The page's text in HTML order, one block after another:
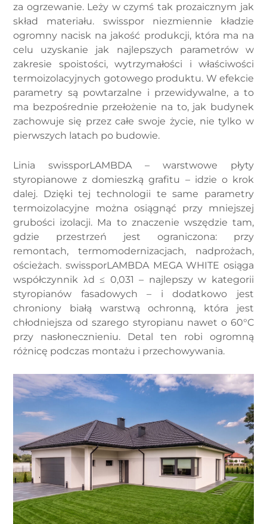
za ogrzewanie. Leży w czymś tak prozaicznym jak
skład materiału. swisspor niezmiennie kładzie
ogromny nacisk na jakość produkcji, która ma na
celu uzyskanie jak najlepszych parametrów w
zakresie spoistości, wytrzymałości i właściwości
termoizolacyjnych gotowego produktu. W efekcie
parametry są powtarzalne i przewidywalne, a to
ma bezpośrednie przełożenie na to, jak budynek
zachowuje się przez całe swoje życie, nie tylko w
pierwszych latach po budowie.
Linia swissporLAMBDA – warstwowe płyty
styropianowe z domieszką grafitu – idzie o krok
dalej. Dzięki tej technologii te same parametry
termoizolacyjne można osiągnąć przy mniejszej
grubości izolacji. Ma to znaczenie wszędzie tam,
gdzie przestrzeń jest ograniczona: przy
remontach, termomodernizacjach, nadprożach,
ościeżach. swissporLAMBDA MEGA WHITE osiąga
współczynnik λd ≤ 0,031 – najlepszy w kategorii
styropianów fasadowych – i dodatkowo jest
chroniony białą warstwą ochronną, która jest
chłodniejsza od szarego styropianu nawet o 60°C
przy nasłonecznieniu. Detal ten robi ogromną
różnicę podczas montażu i przechowywania.